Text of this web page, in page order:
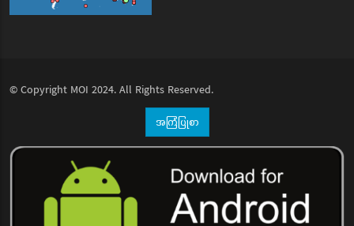
© Copyright MOI 2024. All Rights Reserved.
အကြံပြုစာ